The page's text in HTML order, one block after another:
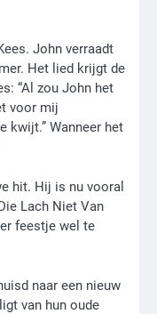
John verraadt
Het lied krijgt de
“Al zou John het
voor mij
kwijt.” Wanneer het
hit. Hij is nu vooral
Lach Niet Van
feestje wel te
naar een nieuw
van hun oude